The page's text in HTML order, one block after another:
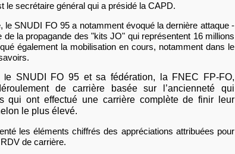
le secrétaire général qui a présidé la CAPD.
le SNUDI FO 95 a notamment évoqué la dernière attaque -
de la propagande des "kits JO" qui représentent 16 millions
également la mobilisation en cours, notamment dans le
le SNUDI FO 95 et sa fédération, la FNEC FP-FO,
de carrière basée sur l’ancienneté qui
qui ont effectué une carrière complète de finir leur
le plus élevé.
les éléments chiffrés des appréciations attribuées pour
de carrière.